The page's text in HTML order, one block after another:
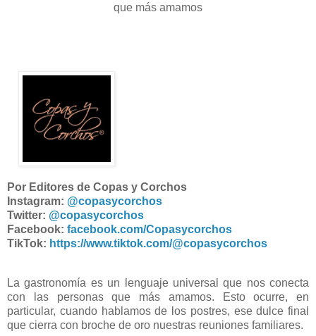
que más amamos
Por Editores de Copas y Corchos
Instagram: @copasycorchos
Twitter: @copasycorchos
Facebook: facebook.com/Copasycorchos
TikTok: https://www.tiktok.com/@copasycorchos
La gastronomía es un lenguaje universal que nos conecta
con las personas que más amamos. Esto ocurre, en
particular, cuando hablamos de los postres, ese dulce final
que cierra con broche de oro nuestras reuniones familiares.